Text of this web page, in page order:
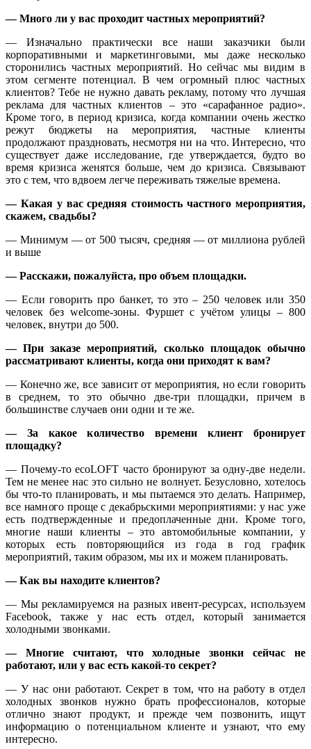
— Много ли у вас проходит частных мероприятий?
— Изначально практически все наши заказчики были
корпоративными и маркетинговыми, мы даже несколько
сторонились частных мероприятий. Но сейчас мы видим в
этом сегменте потенциал. В чем огромный плюс частных
клиентов? Тебе не нужно давать рекламу, потому что лучшая
реклама для частных клиентов – это «сарафанное радио».
Кроме того, в период кризиса, когда компании очень жестко
режут бюджеты на мероприятия, частные клиенты
продолжают праздновать, несмотря ни на что. Интересно, что
существует даже исследование, где утверждается, будто во
время кризиса женятся больше, чем до кризиса. Связывают
это с тем, что вдвоем легче переживать тяжелые времена.
— Какая у вас средняя стоимость частного мероприятия,
скажем, свадьбы?
— Минимум — от 500 тысяч, средняя — от миллиона рублей
и выше
— Расскажи, пожалуйста, про объем площадки.
— Если говорить про банкет, то это – 250 человек или 350
человек без welcome-зоны. Фуршет с учётом улицы – 800
человек, внутри до 500.
— При заказе мероприятий, сколько площадок обычно
рассматривают клиенты, когда они приходят к вам?
— Конечно же, все зависит от мероприятия, но если говорить
в среднем, то это обычно две-три площадки, причем в
большинстве случаев они одни и те же.
— За какое количество времени клиент бронирует
площадку?
— Почему-то ecoLOFT часто бронируют за одну-две недели.
Тем не менее нас это сильно не волнует. Безусловно, хотелось
бы что-то планировать, и мы пытаемся это делать. Например,
все намного проще с декабрьскими мероприятиями: у нас уже
есть подтвержденные и предоплаченные дни. Кроме того,
многие наши клиенты – это автомобильные компании, у
которых есть повторяющийся из года в год график
мероприятий, таким образом, мы их и можем планировать.
— Как вы находите клиентов?
— Мы рекламируемся на разных ивент-ресурсах, используем
Facebook, также у нас есть отдел, который занимается
холодными звонками.
— Многие считают, что холодные звонки сейчас не
работают, или у вас есть какой-то секрет?
— У нас они работают. Секрет в том, что на работу в отдел
холодных звонков нужно брать профессионалов, которые
отлично знают продукт, и прежде чем позвонить, ищут
информацию о потенциальном клиенте и узнают, что ему
интересно.